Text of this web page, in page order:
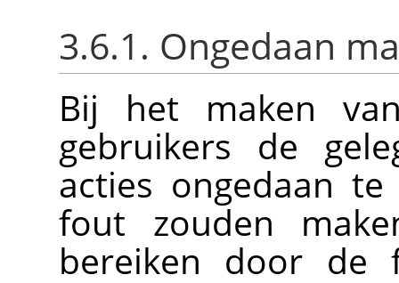
3.6.1. Ongedaan
Bij het maken
gebruikers de
acties ongedaan
fout zouden
bereiken door de